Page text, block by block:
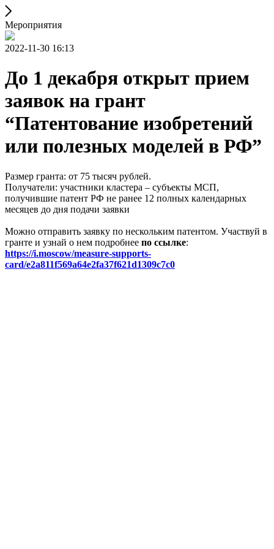
Мероприятия
2022-11-30 16:13
До 1 декабря открыт прием
заявок на грант
“Патентование изобретений
или полезных моделей в РФ”
Размер гранта: от 75 тысяч рублей.
Получатели: участники кластера – субъекты МСП,
получившие патент РФ не ранее 12 полных календарных
месяцев до дня подачи заявки
Можно отправить заявку по нескольким патентом. Участвуй в
гранте и узнай о нем подробнее по ссылке:
https://i.moscow/measure-supports-
card/e2a811f569a64e2fa37f621d1309c7c0